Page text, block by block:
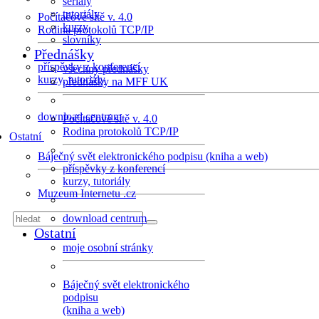
Počítačové sítě v. 4.0
Rodina protokolů TCP/IP
příspěvky z konferencí
kurzy, tutoriály
download centrum
Ostatní
Báječný svět elektronického podpisu (kniha a web)
Muzeum Internetu .cz
tutoriály
kurzy
slovníky
Přednášky
všechny přednášky
přednášky na MFF UK
Počítačové sítě v. 4.0
Rodina protokolů TCP/IP
příspěvky z konferencí
kurzy, tutoriály
download centrum
Ostatní
moje osobní stránky
Báječný svět elektronického
podpisu
(kniha a web)